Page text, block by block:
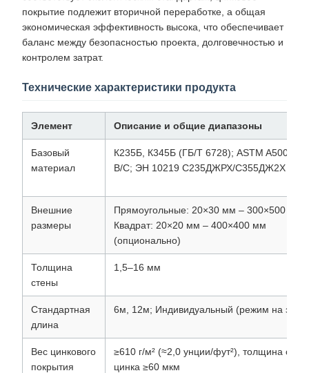
покрытие подлежит вторичной переработке, а общая
экономическая эффективность высока, что обеспечивает
баланс между безопасностью проекта, долговечностью и
контролем затрат.
Технические характеристики продукта
Элемент Описание и общие диапазоны
Базовый
материал
К235Б, К345Б (ГБ/Т 6728); ASTM A500 Гр
B/C; ЭН 10219 С235ДЖРХ/С355ДЖ2Х
Внешние
размеры
Прямоугольные: 20×30 мм – 300×500 мм;
Квадрат: 20×20 мм – 400×400 мм
(опционально)
Толщина
стены
1,5–16 мм
Стандартная
длина
6м, 12м; Индивидуальный (режим на
Вес цинкового
покрытия
≥610 г/м² (≈2,0 унции/фут²), толщина слоя
цинка ≥60 мкм